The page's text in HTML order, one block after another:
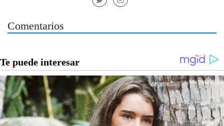
Comentarios